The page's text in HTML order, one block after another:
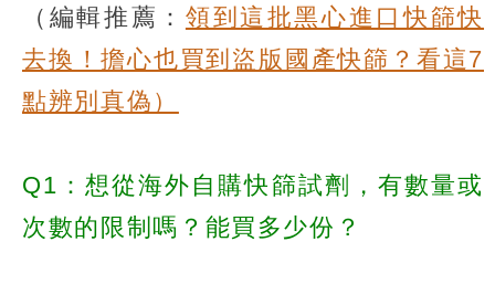
（編輯推薦： 領到這批黑心進口快篩快
去換！擔心也買到盜版國產快篩？看這7
點辨別真偽）
Q1：想從海外自購快篩試劑，有數量或
次數的限制嗎？能買多少份？